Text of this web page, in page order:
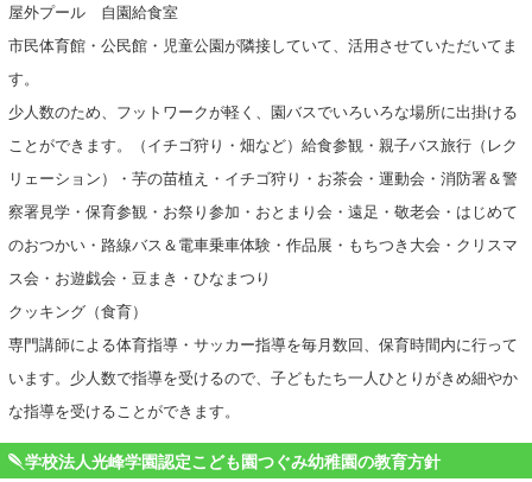
屋外プール 自園給食室
市民体育館・公民館・児童公園が隣接していて、活用させていただいてま
す。
少人数のため、フットワークが軽く、園バスでいろいろな場所に出掛ける
ことができます。（イチゴ狩り・畑など）給食参観・親子バス旅行（レク
リェーション）・芋の苗植え・イチゴ狩り・お茶会・運動会・消防署＆警
察署見学・保育参観・お祭り参加・おとまり会・遠足・敬老会・はじめて
のおつかい・路線バス＆電車乗車体験・作品展・もちつき大会・クリスマ
ス会・お遊戯会・豆まき・ひなまつり
クッキング（食育）
専門講師による体育指導・サッカー指導を毎月数回、保育時間内に行って
います。少人数で指導を受けるので、子どもたち一人ひとりがきめ細やか
な指導を受けることができます。
学校法人光峰学園認定こども園つぐみ幼稚園の教育方針